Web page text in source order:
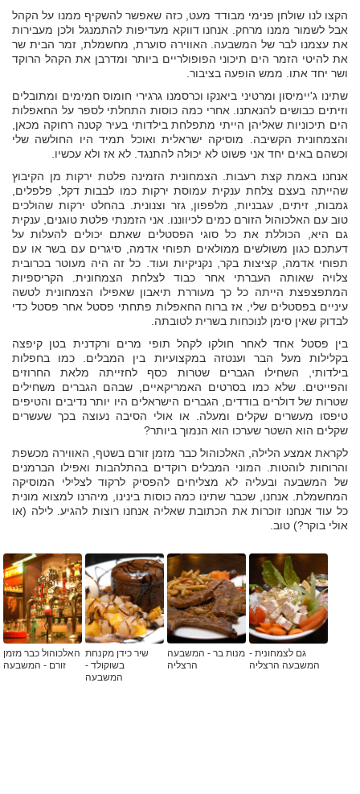
הקצו לנו שולחן פנימי מבודד מעט, כזה שאפשר להשקיף ממנו על הקהל
אבל לשמור ממנו מרחק. אנחנו דווקא מעדיפות להתמנגל ולכן מעבירות
את עצמנו לבר של המשבעה. האווירה סוערת, מחשמלת, זמר הבית שר
את להיטי הזמר הים תיכוני הפופולריים ביותר ומדרבן את הקהל הרוקד
ושר יחד אתו. ממש הופעה בציבור.
שתינו ג'יימיסון ומרטיני ביאנקו וכרסמנו גרגירי חומוס חמימים ומתובלים
וזיתים כבושים להנאתנו. אחרי כמה כוסות התחלתי לספר על החאפלות
הים תיכוניות שאליהן הייתי מתפלחת בילדותי בעיר קטנה רחוקה מכאן,
והצמחונית הקשיבה. מוסיקה ישראלית ואוכל תמיד היו החולשה שלי
וכשהם באים יחד אני פשוט לא יכולה להתנגד. לא אז ולא עכשיו.
אנחנו באמת קצת רעבות. הצמחונית הזמינה פלטת ירקות מן הקיבוץ
שהייתה בעצם צלחת ענקית עמוסת ירקות כמו לבבות דקל, פלפלים,
גמבות, זיתים, עגבניות, מלפפון, גזר וצנונית. בהחלט ירקות שהולכים
טוב עם האלכוהול הזורם כמים לכיווננו. אני הזמנתי פלטת טוגנים, ענקית
גם היא, הכוללת את כל סוגי הפסטלים שאתם יכולים להעלות על
דעתכם כגון משולשים ממולאים תפוחי אדמה, סיגרים עם בשר או עם
תפוחי אדמה, קציצות בקר, נקניקיות ועוד. כל זה היה מעוטר בכרובית
צלויה שאותה העברתי אחר כבוד לצלחת הצמחונית. הקריספיות
המתפצפצת הייתה כל כך מעוררת תיאבון שאפילו הצמחונית לטשה
עיניים בפסטלים שלי, אז ברוח החאפלות פתחתי פסטל אחר פסטל כדי
לבדוק שאין סימן לנוכחות בשרית לטובתה.
בין פסטל אחד לאחר חולקו לקהל תופי מרים ורקדנית בטן קיפצה
בקלילות מעל הבר וענטזה במקצועיות בין המבלים. כמו בחפלות
בילדותי, השחילו הגברים שטרות כסף לחזייתה מלאת החרוזים
והפייטים. שלא כמו בסרטים האמריקאיים, שבהם הגברים משחילים
שטרות של דולרים בודדים, הגברים הישראלים היו יותר נדיבים והטיפים
טיפסו מעשרים שקלים ומעלה. או אולי הסיבה נעוצה בכך שעשרים
שקלים הוא השטר שערכו הוא הנמוך ביותר?
לקראת אמצע הלילה, האלכוהול כבר מזמן זורם בשטף, האווירה מכשפת
והרוחות לוהטות. המוני המבלים רוקדים בהתלהבות ואפילו הברמנים
של המשבעה ובעליה לא מצליחים להפסיק לרקוד לצלילי המוסיקה
המחשמלת. אנחנו, שכבר שתינו כמה כוסות בינינו, מיהרנו למצוא מונית
כל עוד אנחנו זוכרות את הכתובת שאליה אנחנו רוצות להגיע. לילה (או
אולי בוקר?) טוב.
גם לצמחונית -
המשבעה הרצליה
מנות בר - המשבעה
הרצליה
שיר כידן מקנחת
בשוקולד -
המשבעה
האלכוהול כבר מזמן
זורם - המשבעה